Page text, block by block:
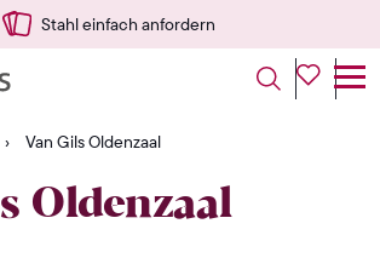
Stahl einfach anfordern
› Van Gils Oldenzaal
Oldenzaal